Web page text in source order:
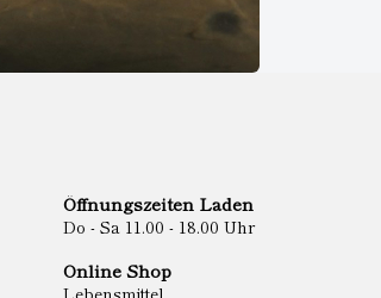
Öffnungszeiten Laden
Do - Sa 11.00 - 18.00 Uhr
Online Shop
Lebensmittel